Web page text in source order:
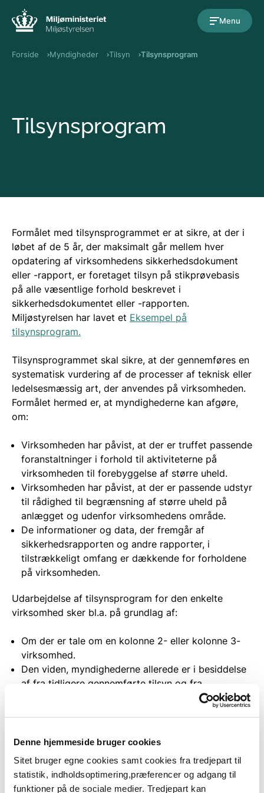
Denne hjemmeside bruger cookies
Sitet bruger egne cookies samt cookies fra tredjepart til
statistik, indholdsoptimering,præferencer og adgang til
funktioner på de sociale medier. Tredjepart kan
Menu
Forside Myndigheder Tilsyn Tilsynsprogram
Tilsynsprogram
Formålet med tilsynsprogrammet er at sikre, at der i
løbet af de 5 år, der maksimalt går mellem hver
opdatering af virksomhedens sikkerhedsdokument
eller -rapport, er foretaget tilsyn på stikprøvebasis
på alle væsentlige forhold beskrevet i
sikkerhedsdokumentet eller -rapporten.
Miljøstyrelsen har lavet et Eksempel på
tilsynsprogram.
Tilsynsprogrammet skal sikre, at der gennemføres en
systematisk vurdering af de processer af teknisk eller
ledelsesmæssig art, der anvendes på virksomheden.
Formålet hermed er, at myndighederne kan afgøre,
om:
Virksomheden har påvist, at der er truffet passende
foranstaltninger i forhold til aktiviteterne på
virksomheden til forebyggelse af større uheld.
Virksomheden har påvist, at der er passende udstyr
til rådighed til begrænsning af større uheld på
anlægget og udenfor virksomhedens område.
De informationer og data, der fremgår af
sikkerhedsrapporten og andre rapporter, i
tilstrækkeligt omfang er dækkende for forholdene
på virksomheden.
Udarbejdelse af tilsynsprogram for den enkelte
virksomhed sker bl.a. på grundlag af:
Om der er tale om en kolonne 2- eller kolonne 3-
virksomhed.
Den viden, myndighederne allerede er i besiddelse
af fra tidligere gennemførte tilsyn og fra
behandling af modtagne oplysninger (både i
henhold til nuværende og tidligere gældende
Viden om særlige forhold (fx oplysninger om uheld,
generel viden om tekniske/sikkerhedsmæssige
forhold).